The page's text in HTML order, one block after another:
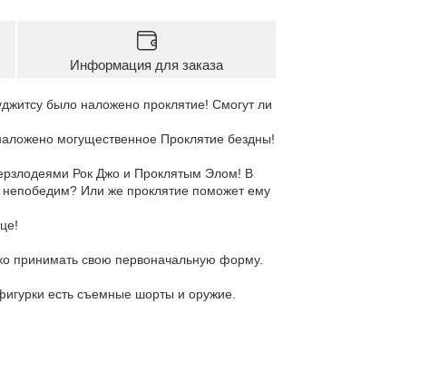
Информация для заказа
было наложено проклятие! Смогут ли
могущественное Проклятие бездны!
Рок Джо и Проклятым Элом! В
Или же проклятие поможет ему
принимать свою первоначальную форму.
есть съемные шорты и оружие.